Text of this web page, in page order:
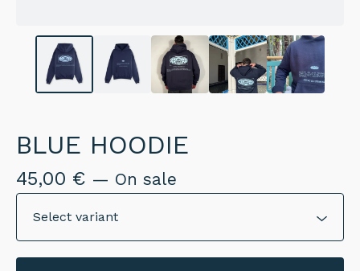
BLUE HOODIE
45,00 € — On sale